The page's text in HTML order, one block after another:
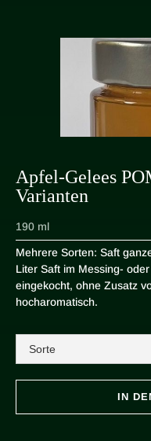
Apfel-Gelees
Varianten
190 ml
Mehrere Sorten: Saft
Liter Saft im Messing-
eingekocht, ohne Zusatz
hocharomatisch.